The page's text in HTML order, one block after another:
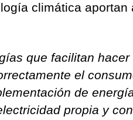
climática aportan
que facilitan hacer
el
de
propia y